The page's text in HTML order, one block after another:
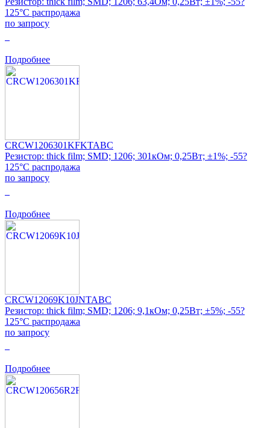
125°C распродажа
по запросу
Подробнее
CRCW1206301KFKTABC
Резистор: thick film; SMD; 1206; 301кОм; 0,25Вт; ±1%; -55?
125°C распродажа
по запросу
Подробнее
CRCW12069K10JNTABC
Резистор: thick film; SMD; 1206; 9,1кОм; 0,25Вт; ±5%; -55?
125°C распродажа
по запросу
Подробнее